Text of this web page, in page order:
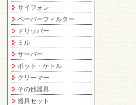
サイフォン
ペーパーフィルター
ドリッパー
ミル
サーバー
ポット・ケトル
クリーマー
その他器具
器具セット